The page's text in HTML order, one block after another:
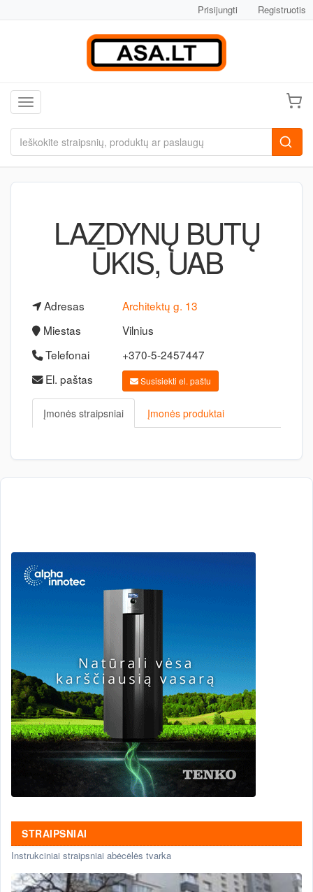
Prisijungti Registruotis
Toggle navigation
LAZDYNŲ BUTŲ
ŪKIS, UAB
Adresas
Architektų g. 13
Miestas
Vilnius
Telefonai
+370-5-2457447
El. paštas
Susisiekti el. paštu
Įmonės straipsniai Įmonės produktai
STRAIPSNIAI
Instrukciniai straipsniai abėcėlės tvarka